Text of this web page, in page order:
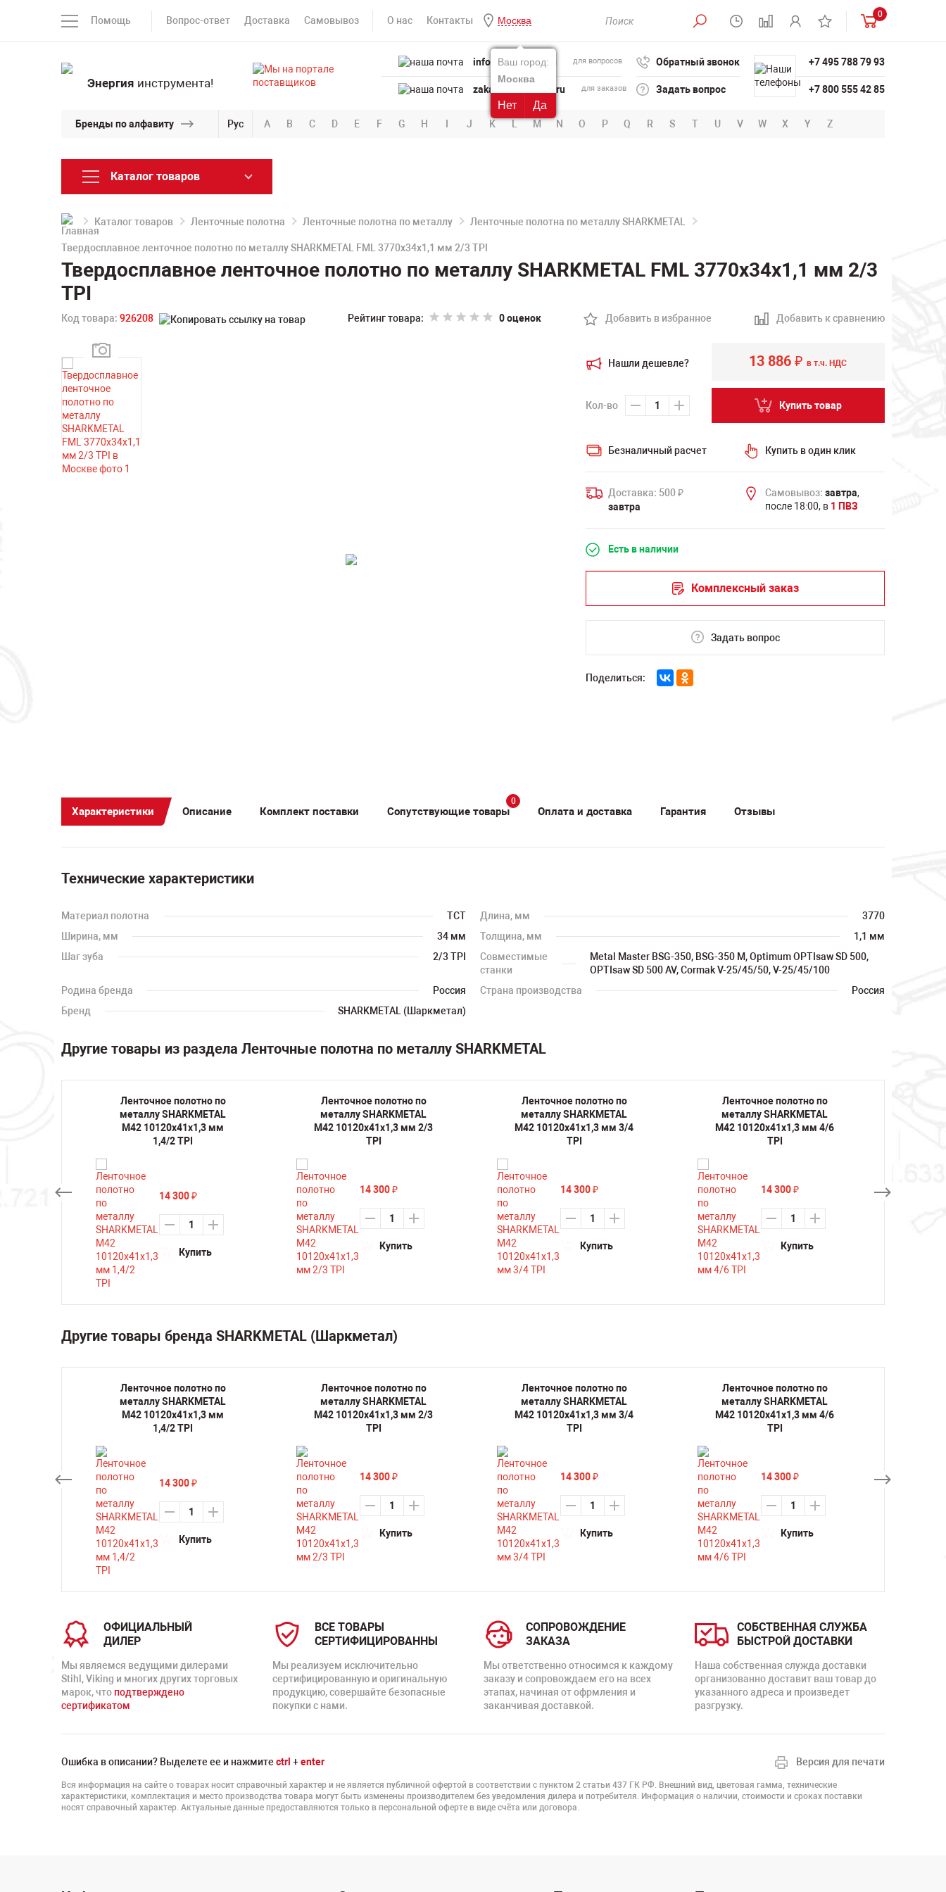
Помощь Вопрос-ответ Доставка Самовывоз О нас Контакты Москва
Ваш город:
Москва
Нет Да
0
Энергия инструмента!
info@powertool.ru для вопросов
zakaz@powertool.ru для заказов
Обратный звонок
Задать вопрос
+7 495 788 79 93
+7 800 555 42 85
Бренды по алфавиту Рус A B C D E F G H I J K L M N O P Q R S T U V W X Y Z
Каталог товаров
Каталог товаров Ленточные полотна Ленточные полотна по металлу Ленточные полотна по металлу SHARKMETAL
Твердосплавное ленточное полотно по металлу SHARKMETAL FML 3770х34х1,1 мм 2/3 TPI
Твердосплавное ленточное полотно по металлу SHARKMETAL FML 3770х34х1,1 мм 2/3
TPI
Код товара: 926208 Рейтинг товара: 0 оценок Добавить в избранное Добавить к сравнению
Нашли дешевле?
Кол-во
13 886₽ в т.ч. НДС
Купить товар
Безналичный расчет Купить в один клик
Доставка: 500 ₽
завтра
Самовывоз: завтра,
после 18:00, в 1 ПВЗ
Есть в наличии
Комплексный заказ
Задать вопрос
Поделиться:
Характеристики Описание Комплект поставки Сопутствующие товары
0
Оплата и доставка Гарантия Отзывы
Технические характеристики
Материал полотна TCT Длина, мм
3770
Ширина, мм
34 мм Толщина, мм
1,1 мм
Шаг зуба
2/3 TPI
Совместимые
станки
Metal Master BSG-350, BSG-350 M, Optimum OPTIsaw SD 500,
OPTIsaw SD 500 AV, Cormak V-25/45/50, V-25/45/100
Родина бренда
Россия Страна производства
Россия
Бренд
SHARKMETAL (Шаркметал)
Другие товары из раздела Ленточные полотна по металлу SHARKMETAL
Ленточное полотно по
металлу SHARKMETAL
M42 10120х41х1,3 мм
1,4/2 TPI
14 300 ₽
Купить
Ленточное полотно по
металлу SHARKMETAL
M42 10120х41х1,3 мм 2/3
TPI
14 300 ₽
Купить
Ленточное полотно по
металлу SHARKMETAL
M42 10120х41х1,3 мм 3/4
TPI
14 300 ₽
Купить
Ленточное полотно по
металлу SHARKMETAL
M42 10120х41х1,3 мм 4/6
TPI
14 300 ₽
Купить
Другие товары бренда SHARKMETAL (Шаркметал)
Ленточное полотно по
металлу SHARKMETAL
M42 10120х41х1,3 мм
1,4/2 TPI
14 300 ₽
Купить
Ленточное полотно по
металлу SHARKMETAL
M42 10120х41х1,3 мм 2/3
TPI
14 300 ₽
Купить
Ленточное полотно по
металлу SHARKMETAL
M42 10120х41х1,3 мм 3/4
TPI
14 300 ₽
Купить
Ленточное полотно по
металлу SHARKMETAL
M42 10120х41х1,3 мм 4/6
TPI
14 300 ₽
Купить
ОФИЦИАЛЬНЫЙ
ДИЛЕР
Мы являемся ведущими дилерами
Stihl, Viking и многих других торговых
марок, что подтверждено
сертификатом
ВСЕ ТОВАРЫ
СЕРТИФИЦИРОВАННЫ
Мы реализуем исключительно
сертифицированную и оригинальную
продукцию, совершайте безопасные
покупки с нами.
СОПРОВОЖДЕНИЕ
ЗАКАЗА
Мы ответственно относимся к каждому
заказу и сопровождаем его на всех
этапах, начиная от офрмления и
заканчивая доставкой.
СОБСТВЕННАЯ СЛУЖБА
БЫСТРОЙ ДОСТАВКИ
Наша собственная служда доставки
организованно доставит ваш товар до
указанного адреса и произведет
разгрузку.
Ошибка в описании? Выделете ее и нажмите ctrl +enter Версия для печати
Вся информация на сайте о товарах носит справочный характер и не является публичной офертой в соответствии с пунктом 2 статьи 437 ГК РФ. Внешний вид, цветовая гамма, технические
характеристики, комплектация и место производства товара могут быть изменены производителем без уведомления дилера и потребителя. Информация о наличии, стоимости и сроках поставки
носят справочный характер. Актуальные данные предоставляются только в персональной оферте в виде счёта или договора.